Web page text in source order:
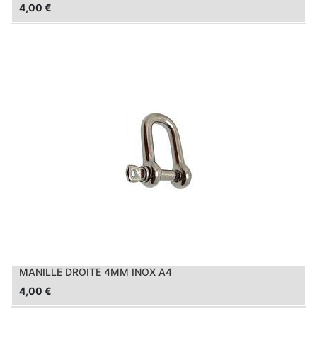
4,00 €
MANILLE DROITE 4MM INOX A4
4,00 €